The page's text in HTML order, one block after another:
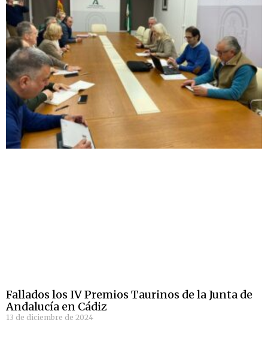
Fallados los IV Premios Taurinos de la Junta de
Andalucía en Cádiz
13 de diciembre de 2024